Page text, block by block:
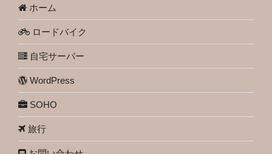
ホーム
ロードバイク
自宅サーバー
WordPress
SOHO
旅行